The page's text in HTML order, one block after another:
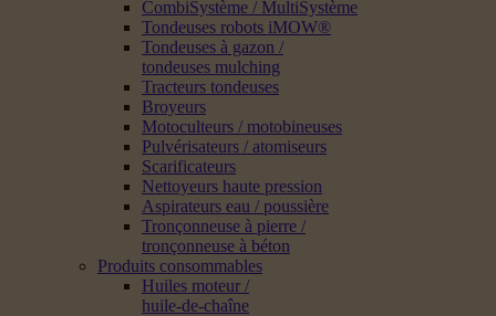
CombiSystème / MultiSystème
Tondeuses robots iMOW®
Tondeuses à gazon /
tondeuses mulching
Tracteurs tondeuses
Broyeurs
Motoculteurs / motobineuses
Pulvérisateurs / atomiseurs
Scarificateurs
Nettoyeurs haute pression
Aspirateurs eau / poussière
Tronçonneuse à pierre /
tronçonneuse à béton
Produits consommables
Huiles moteur /
huile-de-chaîne